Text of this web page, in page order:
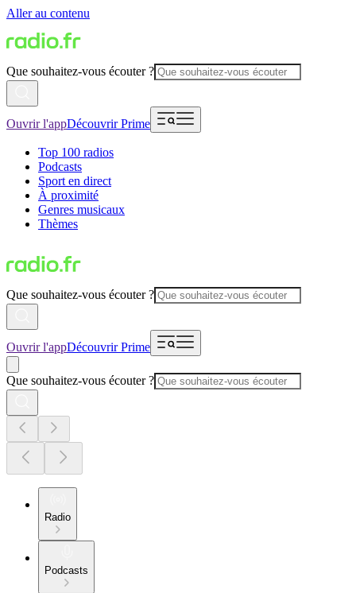
Aller au contenu
Que souhaitez-vous écouter ?
Ouvrir l'appDécouvrir Prime
Top 100 radios
Podcasts
Sport en direct
À proximité
Genres musicaux
Thèmes
Que souhaitez-vous écouter ?
Ouvrir l'appDécouvrir Prime
Que souhaitez-vous écouter ?
Radio
Podcasts